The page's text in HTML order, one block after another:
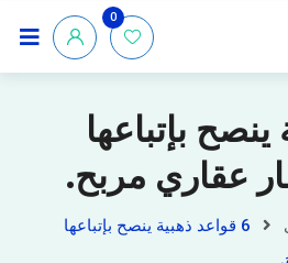
0
ينصح بإتباعها
عقاري مربح.
6 قواعد ذهبية ينصح بإتباعها